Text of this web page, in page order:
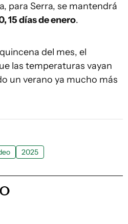
para Serra, se mantendrá
15 días de enero.
del mes, el
las temperaturas vayan
un verano ya mucho más
2025